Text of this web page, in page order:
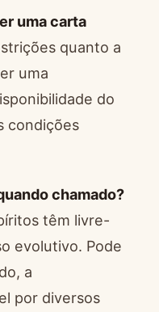
uma carta
quanto a
uma
do
condições
chamado?
têm livre-
evolutivo. Pode
a
por diversos